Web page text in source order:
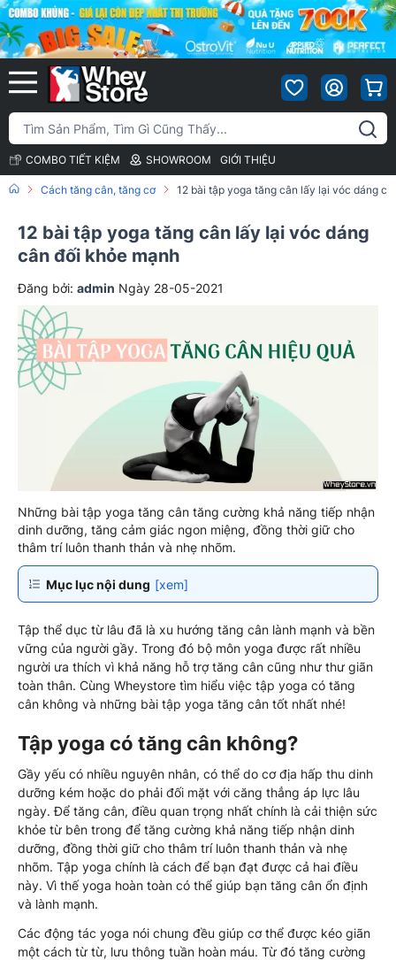
COMBO TIẾT KIỆM SHOWROOM GIỚI THIỆU
Cách tăng cân, tăng cơ 12 bài tập yoga tăng cân lấy lại vóc dáng
12 bài tập yoga tăng cân lấy lại vóc dáng
cân đối khỏe mạnh
Đăng bởi: admin Ngày 28-05-2021
Những bài tập yoga tăng cân tăng cường khả năng tiếp nhận
dinh dưỡng, tăng cảm giác ngon miệng, đồng thời giữ cho
thâm trí luôn thanh thản và nhẹ nhõm.
Mục lục nội dung [xem]
Tập thể dục từ lâu đã là xu hướng tăng cân lành mạnh và bền
vững của người gầy. Trong đó bộ môn yoga được rất nhiều
người ưa thích vì khả năng hỗ trợ tăng cân cũng như thư giãn
toàn thân. Cùng Wheystore tìm hiểu việc tập yoga có tăng
cân không và những bài tập yoga tăng cân tốt nhất nhé!
Tập yoga có tăng cân không?
Gầy yếu có nhiều nguyên nhân, có thể do cơ địa hấp thu dinh
dưỡng kém hoặc do phải đối mặt với căng thẳng áp lực lâu
ngày. Để tăng cân, điều quan trọng nhất chính là cải thiện sức
khỏe từ bên trong để tăng cường khả năng tiếp nhận dinh
dưỡng, đồng thời giữ cho thâm trí luôn thanh thản và nhẹ
nhõm. Tập yoga chính là cách để bạn đạt được cả hai điều
này. Vì thế yoga hoàn toàn có thể giúp bạn tăng cân ổn định
và lành mạnh.
Các động tác yoga nói chung đều giúp cơ thể được kéo giãn
một cách từ từ, lưu thông tuần hoàn máu. Từ đó tăng cường